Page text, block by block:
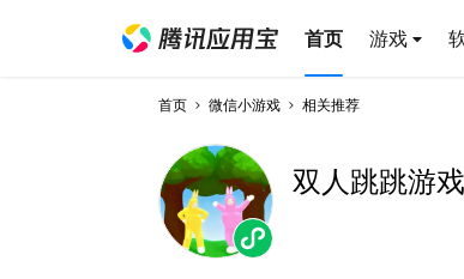
首页 游戏
首页 微信小游戏 相关推荐
双人跳跳游戏